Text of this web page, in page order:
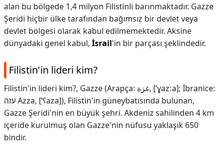
alan bu bölgede 1,4 milyon Filistinli barınmaktadır. Gazze
Şeridi hiçbir ülke tarafından bağımsız bir devlet veya
devlet bölgesi olarak kabul edilmemektedir. Aksine
dünyadaki genel kabul, İsrail'in bir parçası şeklindedir.
Filistin'in lideri kim?
Filistin'in lideri kim?, Gazze (Arapça: غزة, [ˈɣazːa]; İbranice:
עזה Azza, [ˈʕaza]), Filistin'in güneybatısında bulunan,
Gazze Şeridi'nin en büyük şehri. Akdeniz sahilinden 4 km
içeride kurulmuş olan Gazze'nin nüfusu yaklaşık 650
bindir.